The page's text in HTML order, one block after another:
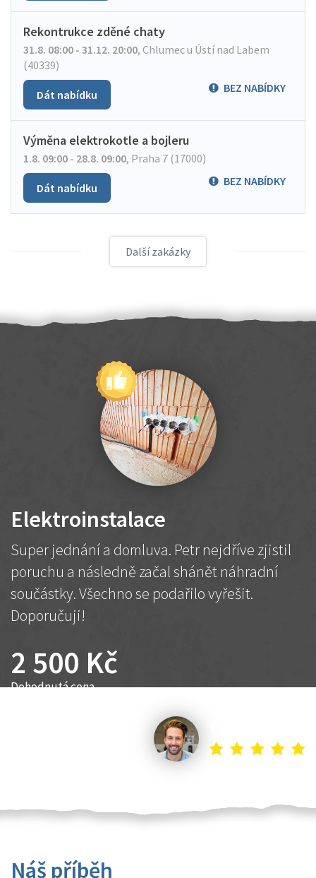
Rekontrukce zděné chaty
31.8. 08:00 - 31.12. 20:00, Chlumec u Ústí nad Labem
(40339)
BEZ NABÍDKY
Dát nabídku
Výměna elektrokotle a bojleru
1.8. 09:00 - 28.8. 09:00, Praha 7 (17000)
BEZ NABÍDKY
Dát nabídku
Další zakázky
Elektroinstalace
Super jednání a domluva. Petr nejdříve zjistil
poruchu a následně začal shánět náhradní
součástky. Všechno se podařilo vyřešit.
Doporučuji!
2 500 Kč
Dohodnutá cena
Náš příběh